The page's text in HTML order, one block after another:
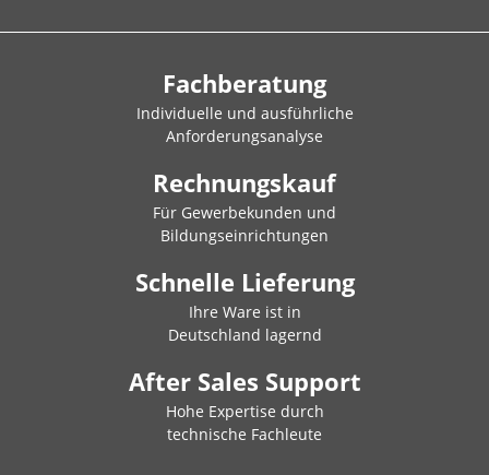
Fachberatung
Individuelle und ausführliche
Anforderungsanalyse
Rechnungskauf
Für Gewerbekunden und
Bildungseinrichtungen
Schnelle Lieferung
Ihre Ware ist in
Deutschland lagernd
After Sales Support
Hohe Expertise durch
technische Fachleute